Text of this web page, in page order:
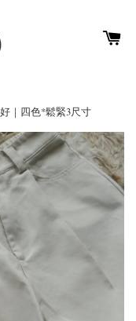
｜四色*鬆緊3尺寸